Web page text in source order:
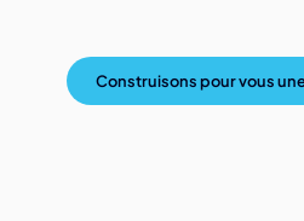
Construisons pour vous